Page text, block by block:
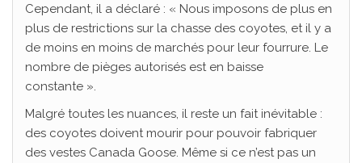
Cependant, il a déclaré : « Nous imposons de plus en
plus de restrictions sur la chasse des coyotes, et il y a
de moins en moins de marchés pour leur fourrure. Le
nombre de pièges autorisés est en baisse
constante ».
Malgré toutes les nuances, il reste un fait inévitable :
des coyotes doivent mourir pour pouvoir fabriquer
des vestes Canada Goose. Même si ce n’est pas un